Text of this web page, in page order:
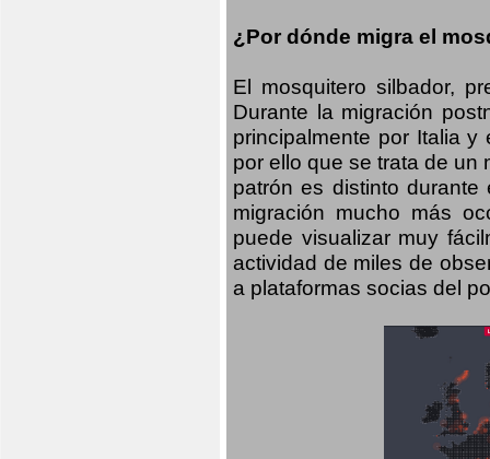
¿Por dónde migra el
El mosquitero silbador,
Durante la migración
principalmente por Italia
por ello que se trata de un
patrón es distinto
migración mucho más
puede visualizar muy
actividad de miles de
a plataformas socias del